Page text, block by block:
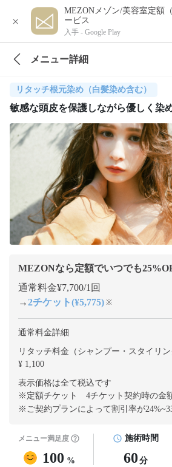
×
MEZONメゾン/美容室定額
ービス
入手 - Google Play
メニュー詳細
リタッチ根元染め（白髪染め含む）
敏感な頭皮を保護しながら優しく染
MEZONなら定額でいつでも25
通常料金¥7,700/1回
→2チケット(¥5,775) ※
通常料金詳細
リタッチ料金（シャンプー・スタイリ
¥ 1,100
表示価格は全て税込です
※定額チケット 4チケット契約時の金
※ご契約プランによって割引率が24%~
メニュー満足度
100 %
施術時間
60 分